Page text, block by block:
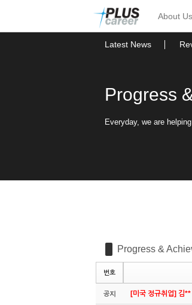
뉴
토
About Us
Latest News
Progress
Everyday, we are
Progress &
번호
공지 [미국 정규취업] 김